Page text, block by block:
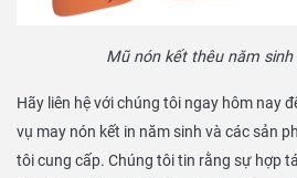
Mũ nón kết thêu năm
Hãy liên hệ với chúng tôi ngay hôm nay
vụ may nón kết in năm sinh và các sản
tôi cung cấp. Chúng tôi tin rằng sự hợp